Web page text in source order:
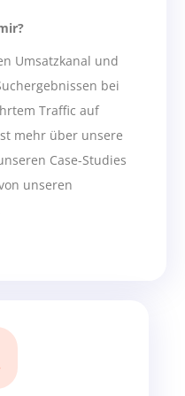
Umsatzkanal und
bei
Traffic auf
mehr über unsere
Case-Studies
unseren